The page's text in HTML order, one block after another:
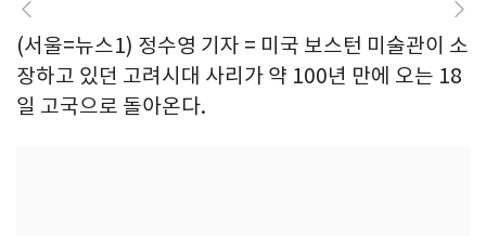
(서울=뉴스1) 정수영 기자 = 미국 보스턴 미술관이 소
장하고 있던 고려시대 사리가 약 100년 만에 오는 18
일 고국으로 돌아온다.